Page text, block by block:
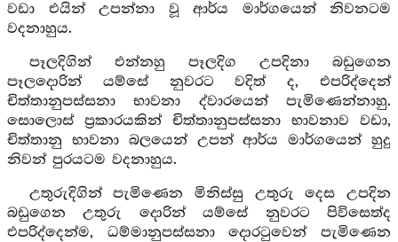
වඩා එයින් උපන්නා වූ ආර්ය මාර්ගයෙන් නිවනටම
වදනාහුය.
පෑලදිගින් එන්නහු පෑලදිග උපදිනා බඩුගෙන
පෑලදොරින් යම්සේ නුවරට වදිත් ද, එපරිද්දෙන්
චිත්තානුපස්සනා භාවනා ද්වාරයෙන් පැමිණෙන්නාහු.
සොලොස් ප්‍රකාරයකින් චිත්තානුපස්සනා භාවනාව වඩා,
චිත්තානු භාවනා බලයෙන් උපන් ආර්ය මාර්ගයෙන් හුදු
නිවන් පුරයටම වදනාහුය.
උතුරුදිගින් පැමිණෙන මිනිස්සු උතුරු දෙස උපදින
බඩුගෙන උතුරු දොරින් යම්සේ නුවරට පිවිසෙත්ද
එපරිද්දෙන්ම, ධම්මානුපස්සනා දොරටුවෙන් පැමිණෙන